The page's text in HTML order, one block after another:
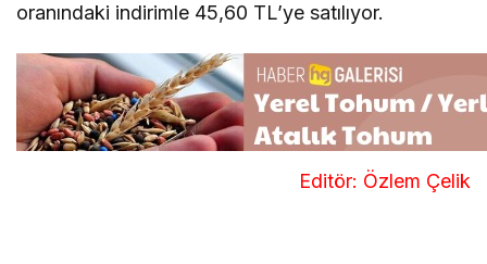
oranındaki indirimle 45,60 TL’ye satılıyor.
Editör: Özlem Çelik